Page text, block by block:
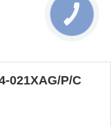
021XAG/P/C